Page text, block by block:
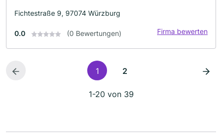
Fichtestraße 9, 97074 Würzburg
0.0 (0 Bewertungen) Firma bewerten
1 2
1-20 von 39